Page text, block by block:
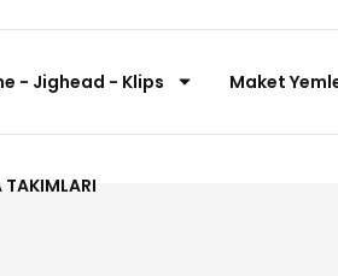
- Jighead - Klips Maket
TAKIMLARI